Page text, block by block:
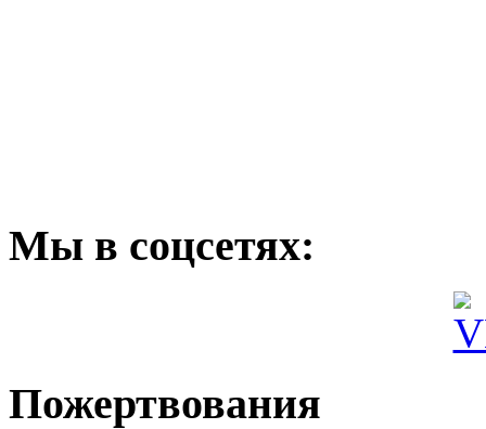
Мы в соцсетях:
Пожертвования